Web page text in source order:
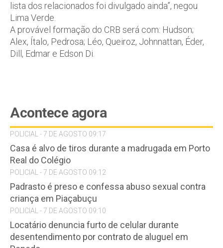
lista dos relacionados foi divulgado ainda”, negou
Lima Verde.
A provável formação do CRB será com: Hudson;
Alex, Ítalo, Pedrosa; Léo, Queiroz, Johnnattan, Éder,
Dill, Edmar e Edson Di.
Acontece agora
POLICIAL - 7 DE AGOSTO 09:17
Casa é alvo de tiros durante a madrugada em Porto
Real do Colégio
POLICIAL - 7 DE AGOSTO 09:12
Padrasto é preso e confessa abuso sexual contra
criança em Piaçabuçu
POLICIAL - 7 DE AGOSTO 09:10
Locatário denuncia furto de celular durante
desentendimento por contrato de aluguel em